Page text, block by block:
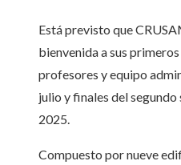
Está previsto que
bienvenida a sus
profesores y equipo
julio y finales del segundo
2025.
Compuesto por nueve